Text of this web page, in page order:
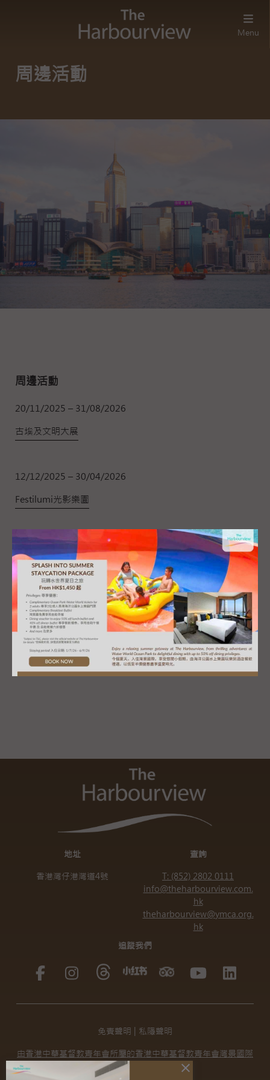
Menu
周邊活動
周邊活動
20/11/2025 – 31/08/2026
古埃及文明大展
12/12/2025 – 30/04/2026
Festilumi光影樂園
29-31/05/2026
香港國際動漫展2026
27-28/06/2026
永明香港國際龍舟邀請賽
地址
香港灣仔港灣道4號
查詢
T: (852) 2802 0111
info@theharbourview.com.
hk
theharbourview@ymca.org.
hk
追蹤我們
免責聲明 私隱聲明
由香港中華基督教青年會所屬的香港中華基督教青年會灣景國際
有限公司營運
close